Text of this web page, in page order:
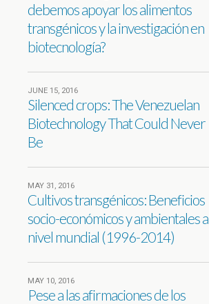
debemos apoyar los alimentos
transgénicos y la investigación en
biotecnología?
JUNE 15, 2016
Silenced crops: The Venezuelan
Biotechnology That Could Never
Be
MAY 31, 2016
Cultivos transgénicos: Beneficios
socio-económicos y ambientales a
nivel mundial (1996-2014)
MAY 10, 2016
Pese a las afirmaciones de los